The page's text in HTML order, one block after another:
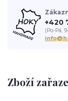
Zboží
+420
(Po-Pá,